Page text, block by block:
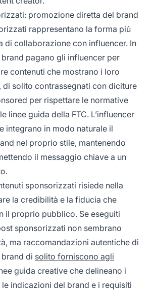
promozione diretta del brand
rappresentano la forma più
di collaborazione con influencer. In
pagano gli influencer per
contenuti che mostrano i loro
solito contrassegnati con diciture
per rispettare le normative
linee guida della FTC. L’influencer
integrano in modo naturale il
nel proprio stile, mantenendo
il messaggio chiave a un
sponsorizzati risiede nella
la credibilità e la fiducia che
il proprio pubblico. Se eseguiti
sponsorizzati non sembrano
ma raccomandazioni autentiche di
di solito forniscono agli
guida creative che delineano i
indicazioni del brand e i requisiti